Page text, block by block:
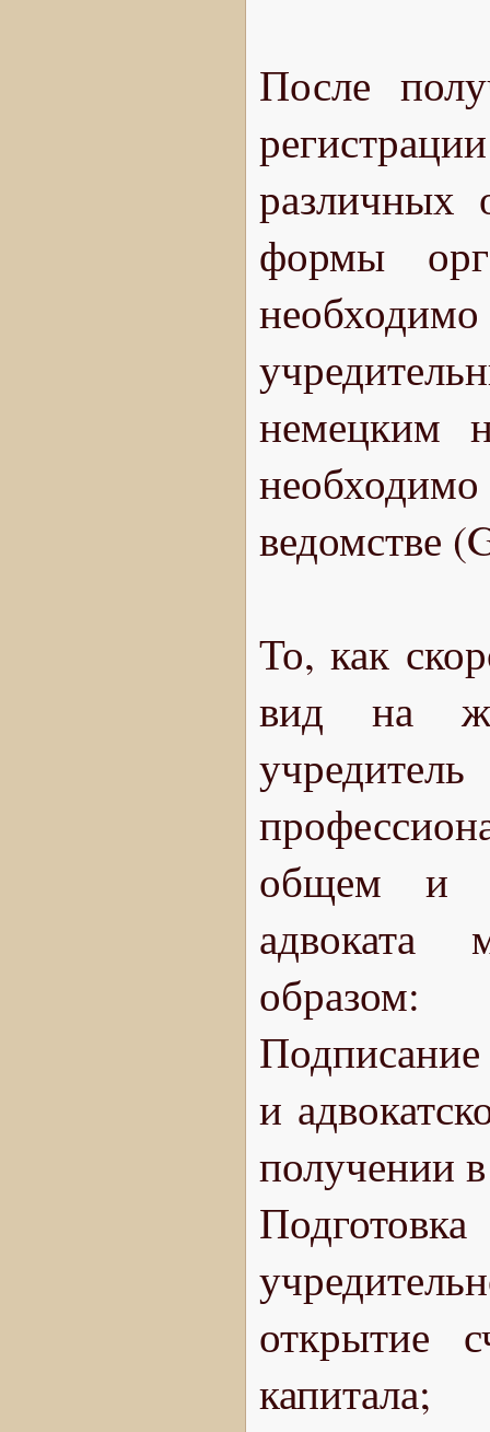
После
различных
формы
немецким
ведомстве
То, как
вид на
общем и
адвоката
образом:
и
получении
открытие
капитала;